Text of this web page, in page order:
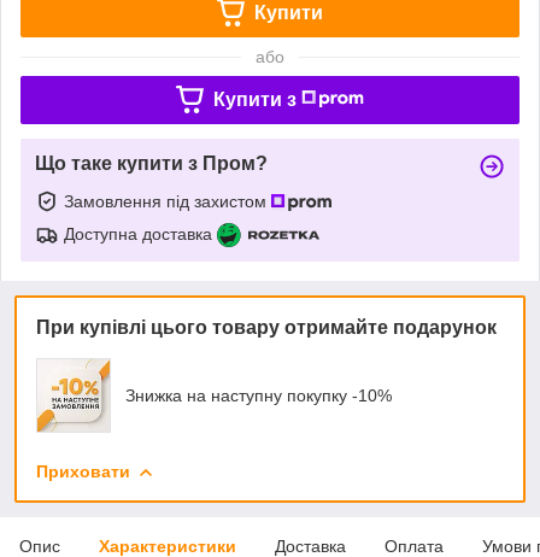
Купити
або
Купити з
Що таке купити з Пром?
Замовлення під захистом
Доступна доставка
При купівлі цього товару отримайте подарунок
Знижка на наступну покупку -10%
Приховати
Опис Характеристики Доставка Оплата Умови